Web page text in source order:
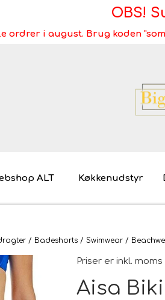
OBS!
ordrer i august. Brug koden
ALT
30 kr. Brugt/demo/
Køkkenudstyr
/ Badeshorts / Swimwear /
Priser er inkl. moms
Aisa